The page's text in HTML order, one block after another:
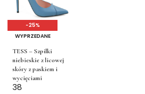
-25%
WYPRZEDANE
TESS – Szpilki
niebieskie z licowej
skóry z paskiem i
wycięciami
38